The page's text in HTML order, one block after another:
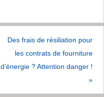
Des frais de résiliation pour
les contrats de fourniture
d’énergie ? Attention danger !
»